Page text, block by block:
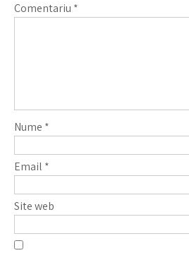
Comentariu *
Nume *
Email *
Site web